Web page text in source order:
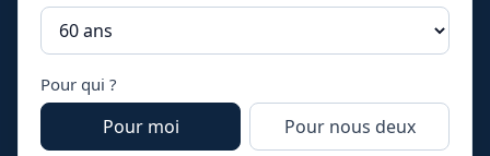
Pour qui ?
Pour moi Pour nous deux